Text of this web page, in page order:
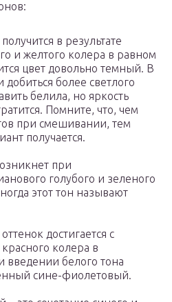
в результате
и желтого колера в равном
цвет довольно темный. В
добиться более светлого
белила, но яркость
Помните, что, чем
при смешивании, тем
получается.
при
голубого и зеленого
этот тон называют
достигается с
колера в
введении белого тона
сине-фиолетовый.